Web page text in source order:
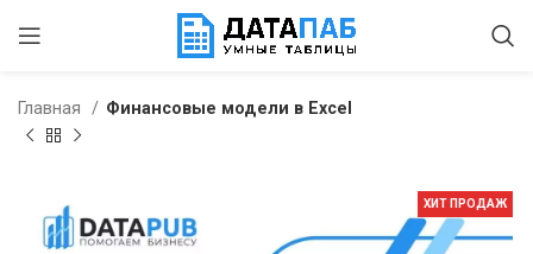
Главная Финансовые модели в Excel
ХИТ ПРОДАЖ